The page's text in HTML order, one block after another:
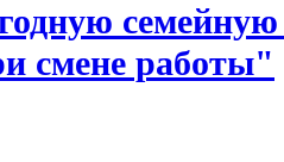
смене работы"